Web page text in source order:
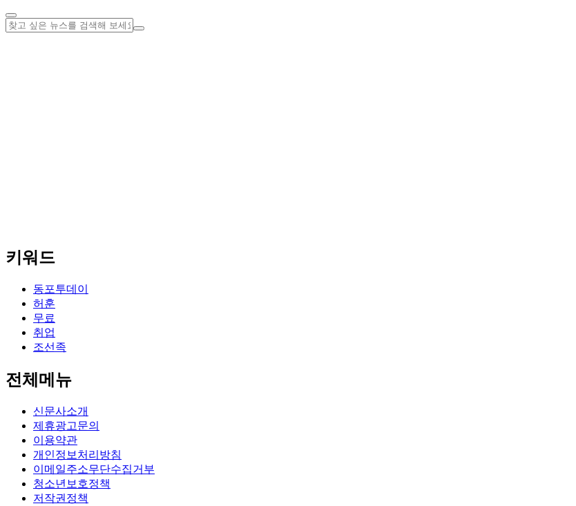
키워드
동포투데이
허훈
무료
취업
조선족
전체메뉴
신문사소개
제휴광고문의
이용약관
개인정보처리방침
이메일주소무단수집거부
청소년보호정책
저작권정책